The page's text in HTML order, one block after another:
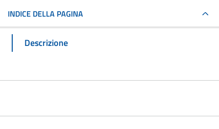
INDICE DELLA PAGINA
Descrizione